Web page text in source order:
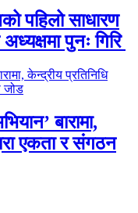
पहिलो साधारण
पुनः गिरि
बारामा,
एकता र संगठन